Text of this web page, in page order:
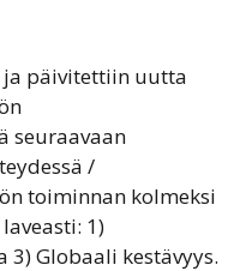
päivitettiin uutta
seuraavaan
/
toiminnan kolmeksi
1)
3) Globaali kestävyys.